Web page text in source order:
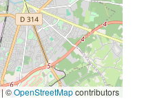
| ©OpenStreetMapcontributors